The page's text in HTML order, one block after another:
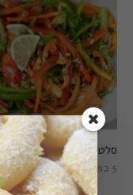
סלט פלפלים טרי וצבעוני
5 בפברואר 2021